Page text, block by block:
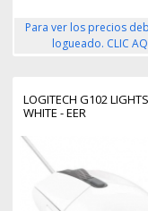
Para ver los precios
logueado. CLIC
LOGITECH G102
WHITE - EER